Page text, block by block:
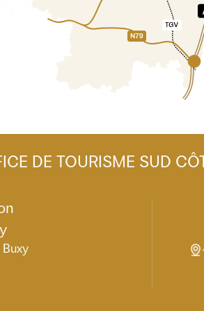
DE TOURISME SUD